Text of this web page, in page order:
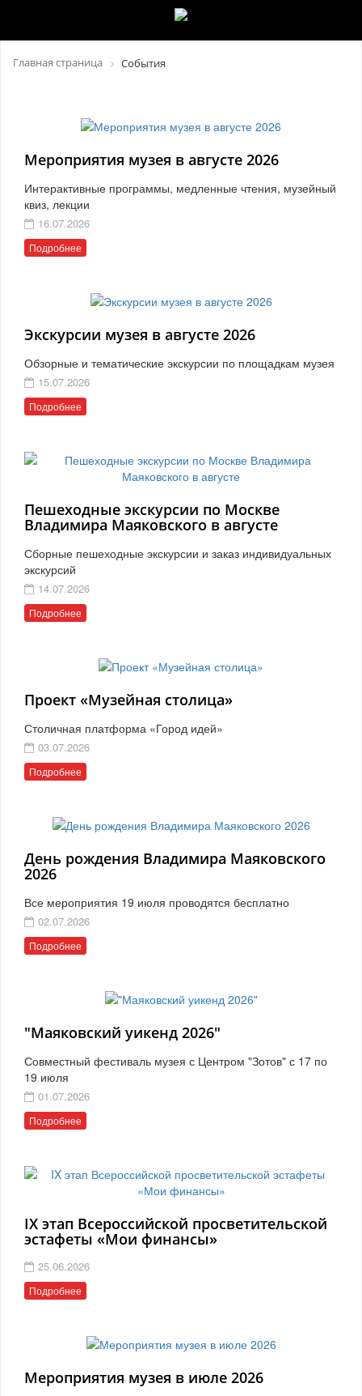
Главная страница События
Мероприятия музея в августе 2026
Интерактивные программы, медленные чтения, музейный
квиз, лекции
16.07.2026
Подробнее
Экскурсии музея в августе 2026
Обзорные и тематические экскурсии по площадкам музея
15.07.2026
Подробнее
Пешеходные экскурсии по Москве
Владимира Маяковского в августе
Сборные пешеходные экскурсии и заказ индивидуальных
экскурсий
14.07.2026
Подробнее
Проект «Музейная столица»
Столичная платформа «Город идей»
03.07.2026
Подробнее
День рождения Владимира Маяковского
2026
Все мероприятия 19 июля проводятся бесплатно
02.07.2026
Подробнее
"Маяковский уикенд 2026"
Совместный фестиваль музея с Центром "Зотов" с 17 по
19 июля
01.07.2026
Подробнее
IX этап Всероссийской просветительской
эстафеты «Мои финансы»
25.06.2026
Подробнее
Мероприятия музея в июле 2026